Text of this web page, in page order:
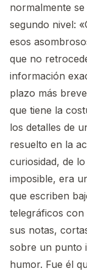
normalmente
segundo nivel:
esos
que no
información
plazo más
que tiene la
los detalles de
resuelto en la
curiosidad, de
imposible, era
que escriben
telegráficos con
sus notas,
sobre un punto
humor. Fue él